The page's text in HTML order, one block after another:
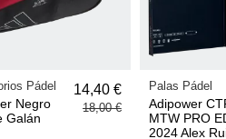
Pádel
Negro
Galán
14,40 €
18,00 €
Palas Pádel
Adipower
MTW PRO
2024 Alex